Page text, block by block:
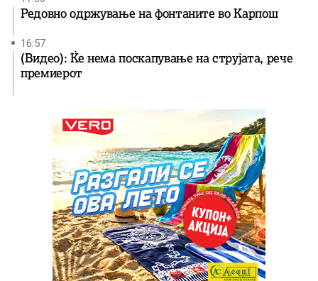
Редовно одржување на фонтаните во Карпош
16:57
(Видео): Ќе нема поскапување на струјата, рече
премиерот